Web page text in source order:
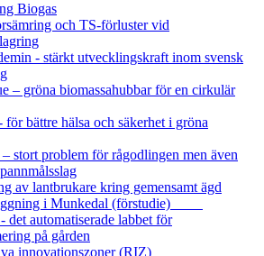
Biogas
och TS-förluster vid
- stärkt utvecklingskraft inom svensk
– gröna biomassahubbar för en cirkulär
bättre hälsa och säkerhet i gröna
stort problem för rågodlingen men även
av lantbrukare kring gemensamt ägd
i Munkedal (förstudie)
det automatiserade labbet för
på gården
innovationszoner (RIZ)